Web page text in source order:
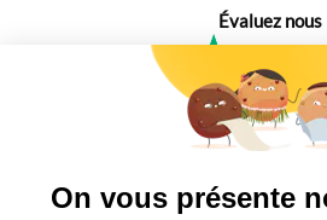
Évaluez nous
Plus de 650 Avis
On vous présente